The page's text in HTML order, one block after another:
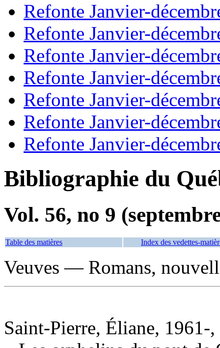
Refonte Janvier-
Refonte Janvier-
Refonte Janvier-
Refonte Janvier-
Refonte Janvier-
Refonte Janvier-
Refonte Janvier-
Bibliographie du
Vol. 56, no 9
Table des matières Index des vedettes-
Veuves — Romans,
Saint-Pierre, Éliane, 1961-,